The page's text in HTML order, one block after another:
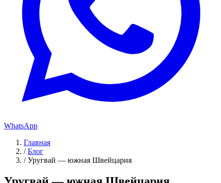
WhatsApp
Главная
/Блог
/Уругвай — южная Швейцария